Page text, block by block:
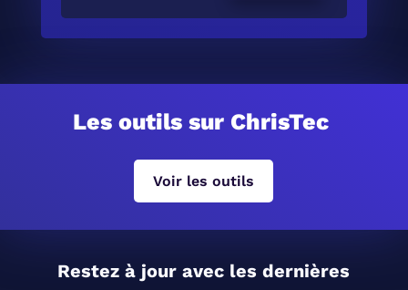
Les outils sur ChrisTec
Voir les outils
Restez à jour avec les dernières